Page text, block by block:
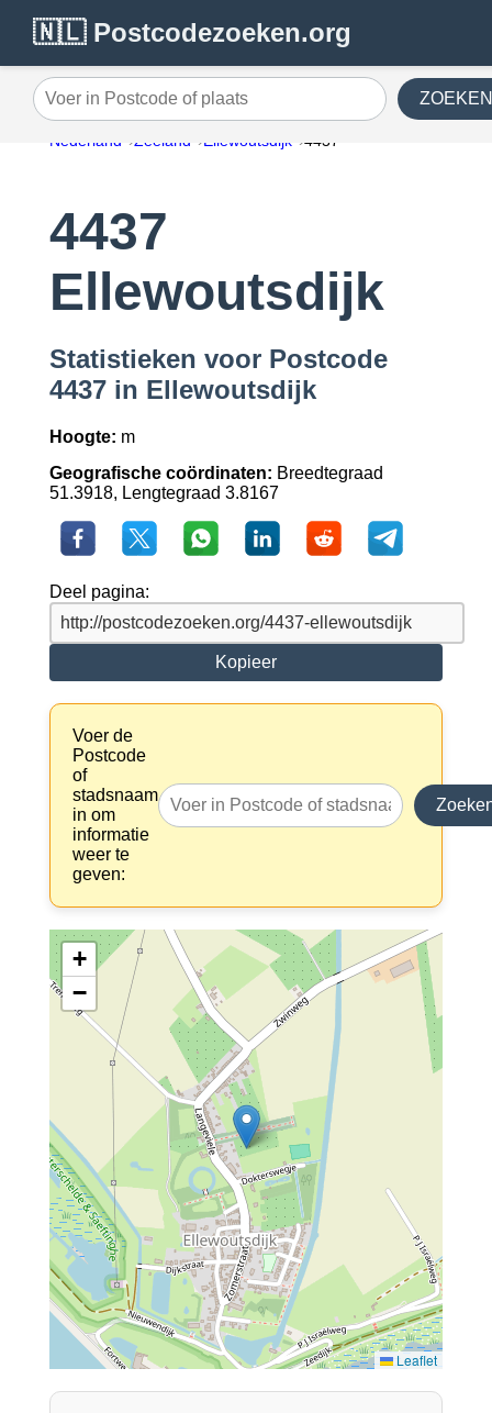
🇳🇱 Postcodezoeken.org
Voer in Postcode of plaats ZOEKEN
Nederland Zeeland Ellewoutsdijk 4437
4437
Ellewoutsdijk
Statistieken voor Postcode
4437 in Ellewoutsdijk
Hoogte: m
Geografische coördinaten: Breedtegraad
51.3918, Lengtegraad 3.8167
Deel pagina:
Kopieer
Voer de
Postcode
of
stadsnaam
in om
informatie
weer te
geven:
+
−
Leaflet